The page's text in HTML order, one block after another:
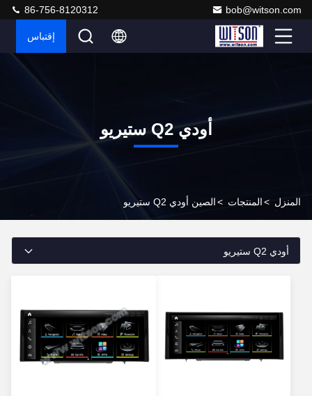
bob@witson.com
86-756-8120312
إقتباس
أودي Q2 ستيريو
المنزل >المنتجات >الصين أودي Q2 ستيريو
أودي Q2 ستيريو